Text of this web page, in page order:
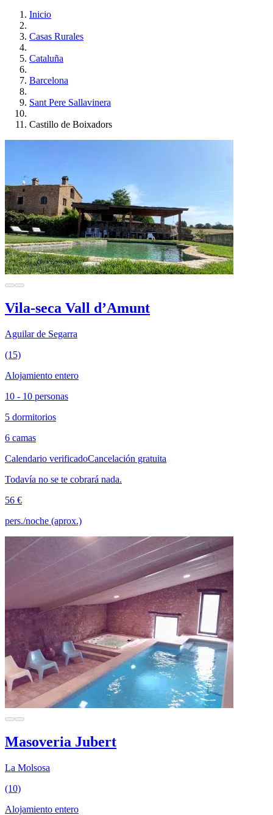
Inicio
Casas Rurales
Cataluña
Barcelona
Sant Pere Sallavinera
Castillo de Boixadors
Vila-seca Vall d’Amunt
Aguilar de Segarra
(15)
Alojamiento entero
10 - 10 personas
5 dormitorios
6 camas
Calendario verificadoCancelación gratuita
Todavía no se te cobrará nada.
56 €
pers./noche (aprox.)
Masoveria Jubert
La Molsosa
(10)
Alojamiento entero